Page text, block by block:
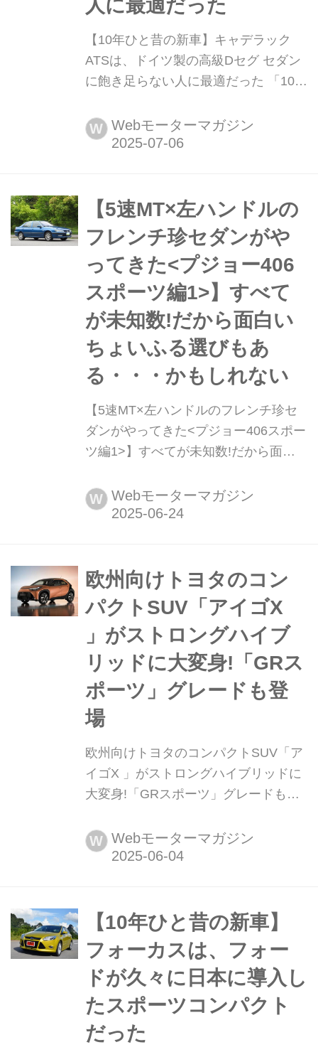
人に最適だった
【10年ひと昔の新車】キャデラック
ATSは、ドイツ製の高級Dセグ セダン
に飽き足らない人に最適だった 「10年
前のクルマは環境や安全を重視する傾
向が強まっていた。そんな時代のニュ
ク ATSだ。
W Webモーターマガジン
【5速MT×左ハンドルの
フレンチ珍セダンがや
ってきた<プジョー406
スポーツ編1>】すべて
が未知数!だから面白い
ちょいふる選びもあ
る・・・かもしれない
【5速MT×左ハンドルのフレンチ珍セ
ダンがやってきた<プジョー406スポー
ツ編1>】すべてが未知数!だから面白
れない 初めてのフランス車、しかもお
およそ30年ぶりに、マニュアルトラン
車」と呼ぶには少々マイナー過ぎる存
在なのかもしれないけれど、そこにも
また新たなちょいふるジョイフルな
日々が待っている予感があります。お
迎えしたの...
W Webモーターマガジン
欧州向けトヨタのコン
パクトSUV「アイゴX
」がストロングハイブ
リッドに大変身!「GRス
ポーツ」グレードも登
場
欧州向けトヨタのコンパクトSUV「ア
イゴX 」がストロングハイブリッドに
大変身!「GRスポーツ」グレードも登
ントのコンパクトSUV「アイゴX(Aygo
X)が2代目へと進化。パワートレーン
「GRスポーツ」グレードの設定も行
ている。
W Webモーターマガジン
【10年ひと昔の新車】
フォーカスは、フォー
ドが久々に日本に導入し
たスポーツコンパクト
だった